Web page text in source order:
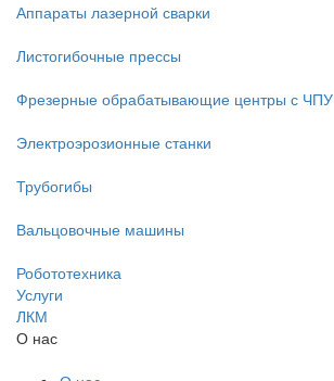
Аппараты лазерной сварки
Листогибочные прессы
Фрезерные обрабатывающие центры с ЧПУ
Электроэрозионные станки
Трубогибы
Вальцовочные машины
Робототехника
Услуги
ЛКМ
О нас